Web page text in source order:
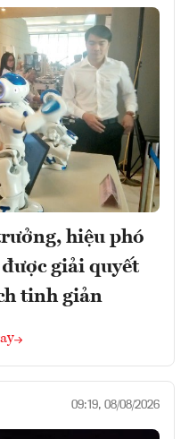
hiệu phó
giải quyết
tinh giản
09:19, 08/08/2026